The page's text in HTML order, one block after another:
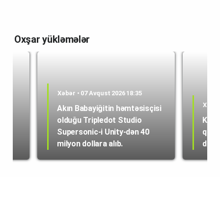
Oxşar yükləmələr
Xəbər • 07 Avqust 2026 18:35
Akın Babayiğitin həmtəsisçisi
olduğu Tripledot Studio
Supersonic-i Unity-dən 40
milyon dollara alıb.
dən